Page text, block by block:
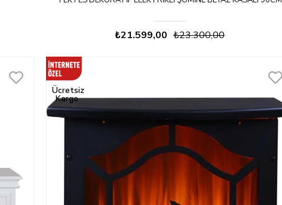
₺21.599,00 ₺23.300,00
Ücretsiz
Kargo